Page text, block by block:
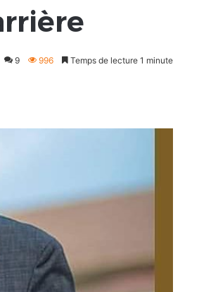
9 996 Temps de lecture 1 minute